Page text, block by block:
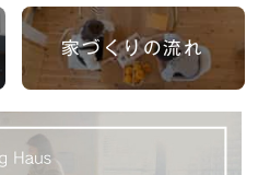
家づくりの流れ